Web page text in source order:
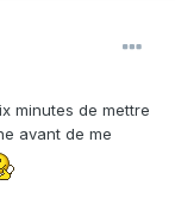
minutes de mettre
avant de me